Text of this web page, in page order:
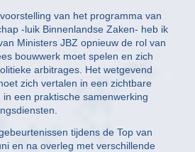
van het programma van
-luik Binnenlandse Zaken- heb ik
Ministers JBZ opnieuw de rol van
bouwwerk moet spelen en zich
arbitrages. Het wetgevend
zich vertalen in een zichtbare
een praktische samenwerking
tijdens de Top van
en na overleg met verschillende